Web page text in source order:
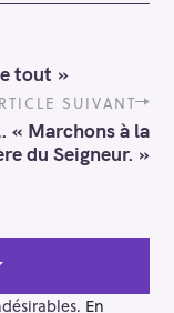
tout »
SUIVANT
« Marchons à la
du Seigneur. »
En